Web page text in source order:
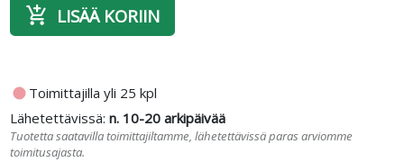
add_shopping_cart LISÄÄ KORIIN
fiber_manual_record Toimittajilla yli 25 kpl
Lähetettävissä:n. 10-20 arkipäivää
Tuotetta saatavilla toimittajiltamme, lähetettävissä paras arviomme
toimitusajasta.